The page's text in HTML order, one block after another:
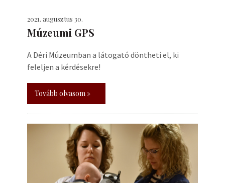
2021. augusztus 30.
Múzeumi GPS
A Déri Múzeumban a látogató döntheti el, ki
feleljen a kérdésekre!
Tovább olvasom »